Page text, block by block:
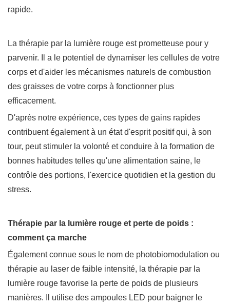
rapide.
La thérapie par la lumière rouge est prometteuse pour y
parvenir. Il a le potentiel de dynamiser les cellules de votre
corps et d'aider les mécanismes naturels de combustion
des graisses de votre corps à fonctionner plus
efficacement.
D'après notre expérience, ces types de gains rapides
contribuent également à un état d'esprit positif qui, à son
tour, peut stimuler la volonté et conduire à la formation de
bonnes habitudes telles qu'une alimentation saine, le
contrôle des portions, l'exercice quotidien et la gestion du
stress.
Thérapie par la lumière rouge et perte de poids :
comment ça marche
Également connue sous le nom de photobiomodulation ou
thérapie au laser de faible intensité, la thérapie par la
lumière rouge favorise la perte de poids de plusieurs
manières. Il utilise des ampoules LED pour baigner le